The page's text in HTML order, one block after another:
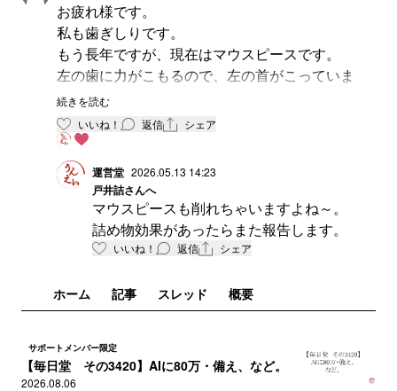
お疲れ様です。
私も歯ぎしりです。
もう長年ですが、現在はマウスピースです。
左の歯に力がこもるので、左の首がこっていま
す。
寝るのは、アルコールの力で寝るのと枕を変えて
から多少楽になりました。
続きを読む
いいね！
返信 シェア
運営堂 2026.05.13 14:23
戸井詰さんへ
マウスピースも削れちゃいますよね～。
詰め物効果があったらまた報告します。
いいね！ 返信 シェア
ホーム 記事 スレッド 概要
サポートメンバー限定
【毎日堂 その3420】AIに80万・備え、など。
2026.08.06